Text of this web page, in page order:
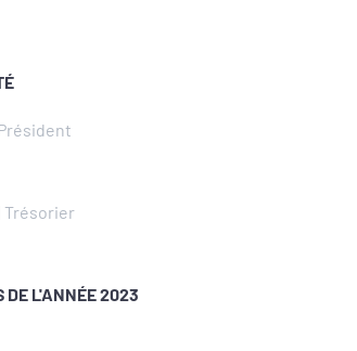
Trésorier
DE L'ANNÉE 2023